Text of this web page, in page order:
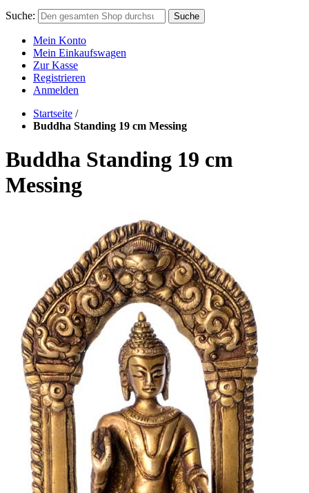
Suche: Suche
Mein Konto
Mein Einkaufswagen
Zur Kasse
Registrieren
Anmelden
Startseite /
Buddha Standing 19 cm Messing
Buddha Standing 19 cm
Messing